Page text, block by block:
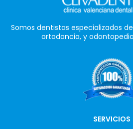
Somos dentistas especializados
ortodoncia, y
SERVICIOS